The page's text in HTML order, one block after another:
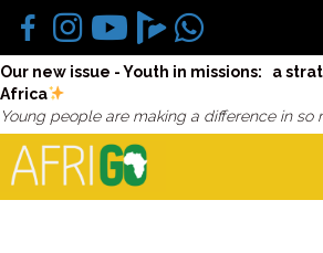
Our new issue - Youth in missions: a
Africa
Young people are making a difference in so